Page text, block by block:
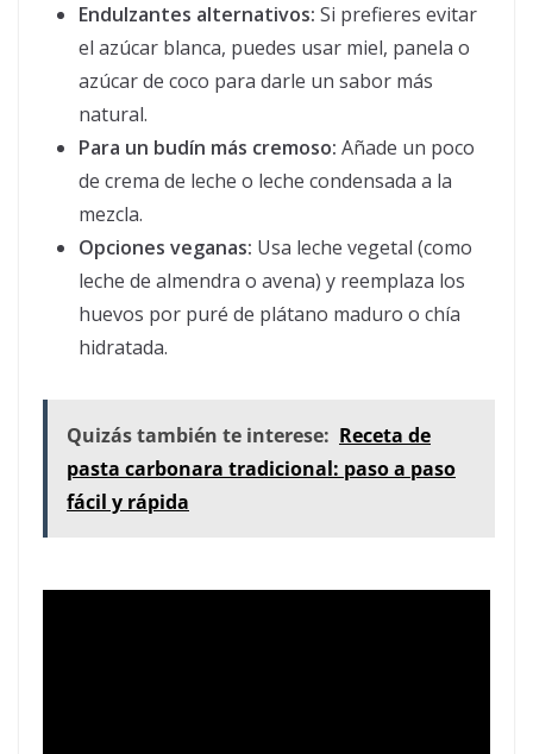
Endulzantes alternativos: Si prefieres evitar
el azúcar blanca, puedes usar miel, panela o
azúcar de coco para darle un sabor más
natural.
Para un budín más cremoso: Añade un poco
de crema de leche o leche condensada a la
mezcla.
Opciones veganas: Usa leche vegetal (como
leche de almendra o avena) y reemplaza los
huevos por puré de plátano maduro o chía
hidratada.
Quizás también te interese: Receta de
pasta carbonara tradicional: paso a paso
fácil y rápida